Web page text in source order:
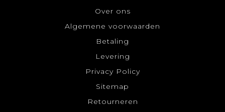
Over ons
Algemene voorwaarden
Betaling
Levering
Privacy Policy
Sitemap
Retourneren